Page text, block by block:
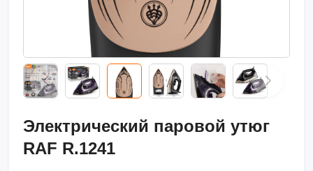
Электрический паровой утюг
RAF R.1241